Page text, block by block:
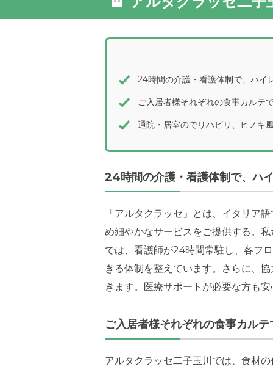
外観: 建物
24時間の介護・看護体制で、ハイ
ご入居者様それぞれの食事カルテ
通院・居室のでリハビリ、ヒノキ
24時間の介護・看護体制で、ハ
「アルタクラッセ」とは、イタリア
め細やかなサービスをご提供する。
では、看護師が24時間常駐し、各フ
きる体制を整えています。さらに、
きます。医療サポートが必要な方も
ご入居者様それぞれの食事カル
アルタクラッセ二子玉川では、食材